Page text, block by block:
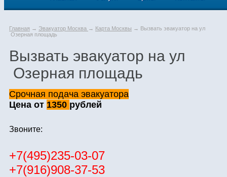
Главная → Эвакуатор Москва → Карта Москвы → Вызвать эвакуатор на ул
Озерная площадь
Вызвать эвакуатор на ул
Озерная площадь
Срочная подача эвакуатора
Цена от 1350 рублей
Звоните:
+7(495)235-03-07
+7(916)908-37-53